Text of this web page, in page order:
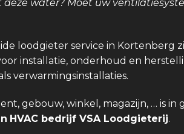
deze water? Moet uw
loodgieter service in Kortenberg
installatie, onderhoud en
verwarmingsinstallaties.
gebouw, winkel, magazijn, … is in
HVAC bedrijf VSA Loodgieterij.